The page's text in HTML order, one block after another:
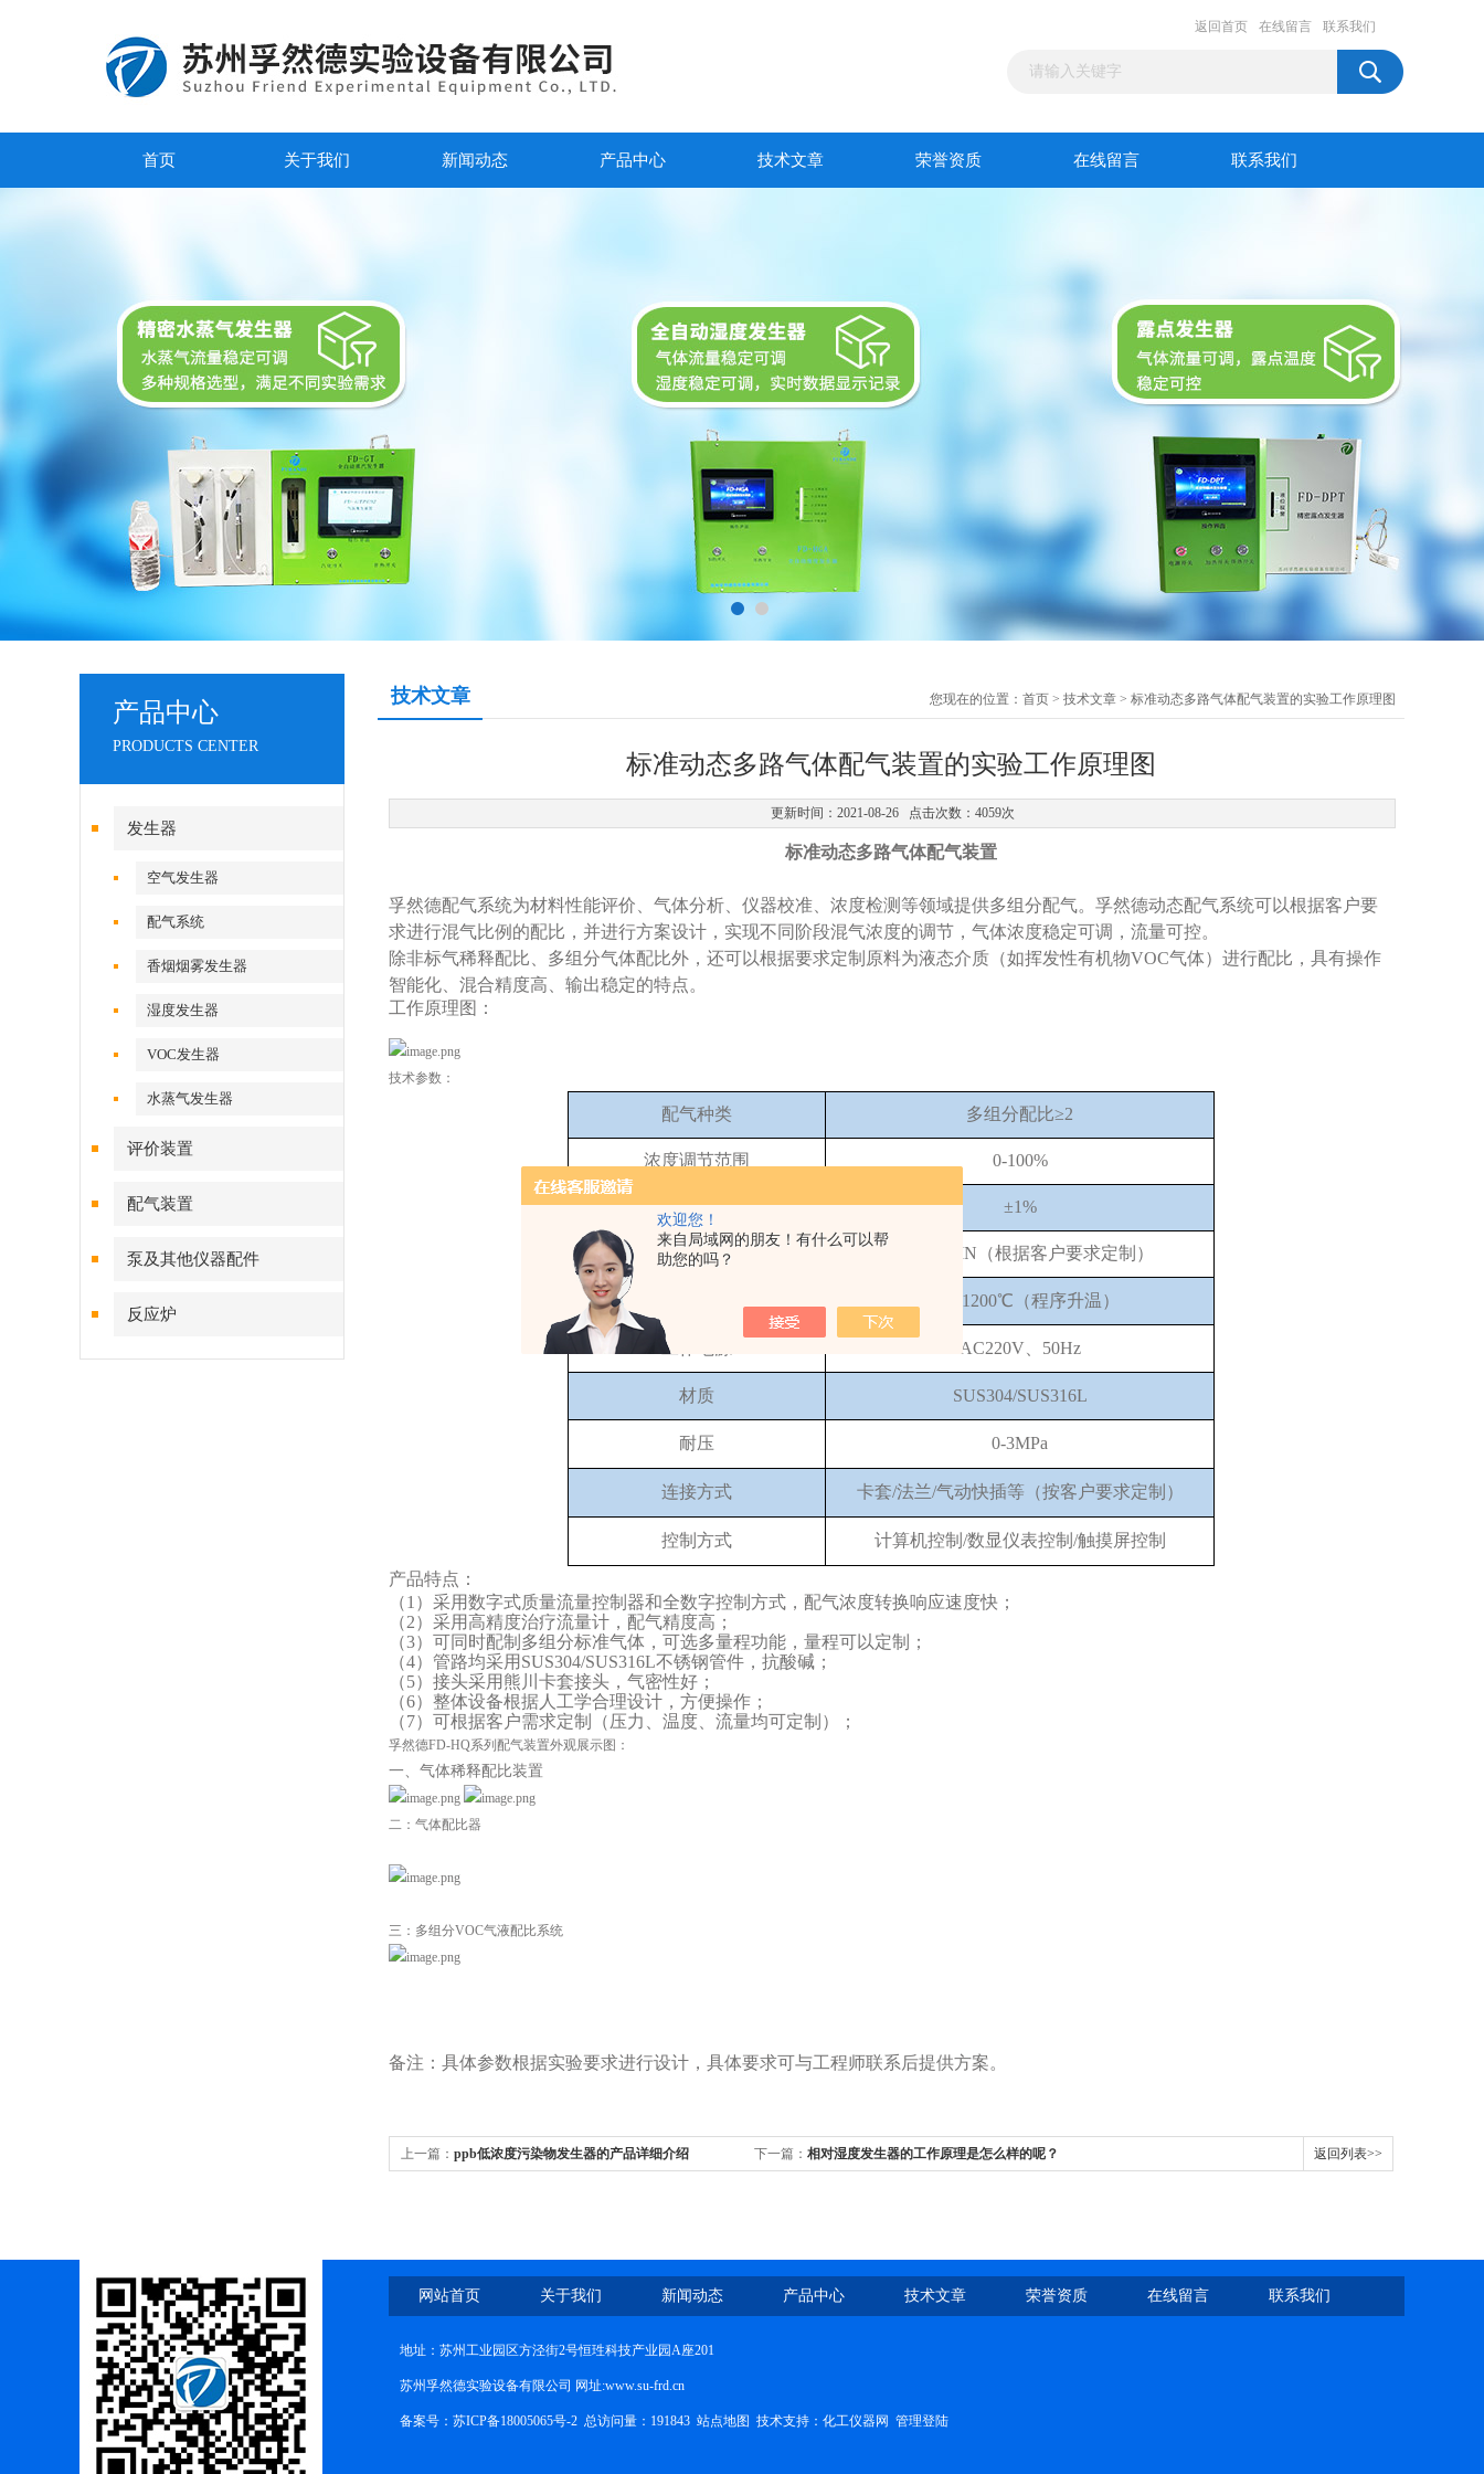
欢迎您！
来自局域网的朋友！有什么可以帮
助您的吗？
返回首页 在线留言 联系我们
首页 关于我们 新闻动态 产品中心 技术文章 荣誉资质 在线留言 联系我们
产品中心
PRODUCTS CENTER
发生器
空气发生器
配气系统
香烟烟雾发生器
湿度发生器
VOC发生器
水蒸气发生器
评价装置
配气装置
泵及其他仪器配件
反应炉
技术文章 您现在的位置： 首页 > 技术文章 > 标准动态多路气体配气装置的实验工作原理图
标准动态多路气体配气装置的实验工作原理图
更新时间：2021-08-26 点击次数：4059次
标准动态多路气体配气装置
孚然德配气系统为材料性能评价、气体分析、仪器校准、浓度检测等领域提供多组分配气。孚然德动态配气系统可以根据客户要
求进行混气比例的配比，并进行方案设计，实现不同阶段混气浓度的调节 ，气体浓度稳定可调，流量可控。
除非标气稀释配比、多组分气体配比外，还可以根据要求定制原料为液态介质（如挥发性有机物VOC气体）进行配比，具有操作
智能化、混合精度高、输出稳定的特点。
工作原理图：
技术参数：
配气种类 多组分配比≥2
浓度调节范围 0-100%
混合精度 ±1%
流量规格 0-800L/MIN（根据客户要求定制）
室温-1200℃（程序升温）
工作电源 AC220V、50Hz
材质 SUS304/SUS316L
耐压 0-3MPa
连接方式 卡套/法兰/气动快插等（按客户要求定制）
控制方式 计算机控制/数显仪表控制/触摸屏控制
产品特点：
（1 ） 采用数字式质量流量控制器和全数字控制方式，配气浓度转换响应速度快；
（2） 采用高精度治疗流量计，配气精度高；
（3） 可同时配制多组分标准气体，可选多量程功能，量程可以定制；
（4） 管路均采用 SUS304/SUS316L不锈钢管件，抗酸碱；
（5） 接头采用熊川卡套接头，气密性好；
（6） 整体设备根据人工学合理设计，方便操作；
（7） 可根据客户需求定制（压力、温度、流量均可定制）；
孚然德FD-HQ系列配气装置外观展示图：
一、气体稀释配比装置
二：气体配比器
三： 多组分VOC气液配比系统
备注：具体参数根据实验要求进行设计，具体要求可与工程师联系后提供方案。
上一篇： ppb低浓度污染物发生器的产品详细介绍 下一篇： 相对湿度发生器的工作原理是怎么样的呢？ 返回列表>>
网站首页 关于我们 新闻动态 产品中心 技术文章 荣誉资质 在线留言 联系我们
地址：苏州工业园区方泾街2号恒珄科技产业园A座201
苏州孚然德实验设备有限公司 网址:www.su-frd.cn
备案号：苏ICP备18005065号-2 总访问量：191843 站点地图 技术支持： 化工仪器网 管理登陆